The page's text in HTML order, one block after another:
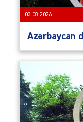
03.08.2026
Azərbaycan